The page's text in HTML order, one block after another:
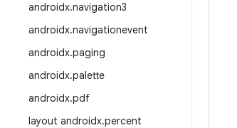
androidx.navigation3
androidx.navigationevent
androidx.paging
androidx.palette
androidx.pdf
layout androidx.percent